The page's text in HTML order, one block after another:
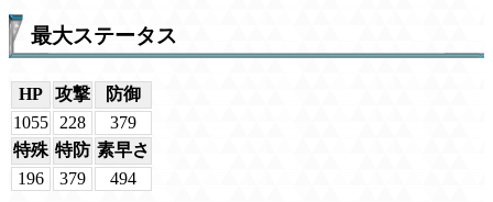
最大ステータス
HP 攻撃
防御
1055
228
379
特殊 特防 素早さ
196
379 494